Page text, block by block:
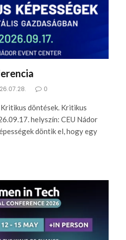
0
döntések. Kritikus
helyszín: CEU Nádor
döntik el, hogy egy